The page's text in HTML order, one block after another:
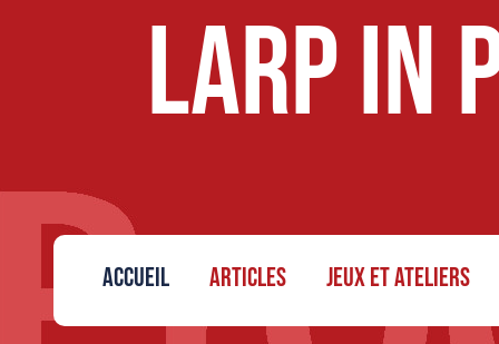
LARP
Accueil Articles Jeux et ateliers